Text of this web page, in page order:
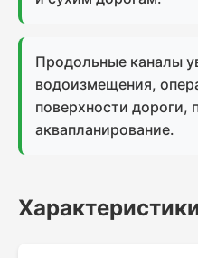
Продольные каналы
водоизмещения,
поверхности дороги,
аквапланирование.